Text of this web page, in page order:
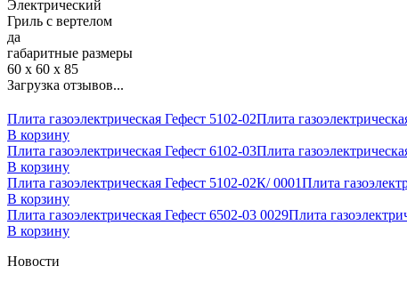
Электрический
Гриль с вертелом
да
габаритные размеры
60 х 60 х 85
Загрузка отзывов...
Плита газоэлектрическая Гефест 5102-02Плита
В корзину
Плита газоэлектрическая Гефест 6102-03Плита
В корзину
Плита газоэлектрическая Гефест 5102-02К/ 0001Плита
В корзину
Плита газоэлектрическая Гефест 6502-03 0029Плита
В корзину
Новости